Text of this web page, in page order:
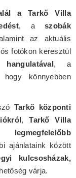
a Tarkő Villa
, aszobák
az aktuális
fotókon keresztül
, a
hogy könnyebben
Tarkő központi
,Tarkő Villa
legmegfelelőbb
ajánlataink között
kulcsosházak,
várja.